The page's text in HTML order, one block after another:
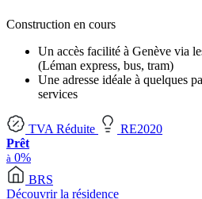
Construction en cours
Un accès facilité à Genève via
(Léman express, bus, tram)
Une adresse idéale à quelques
services
TVA Réduite
RE2020
Prêt
à 0%
BRS
Découvrir la résidence